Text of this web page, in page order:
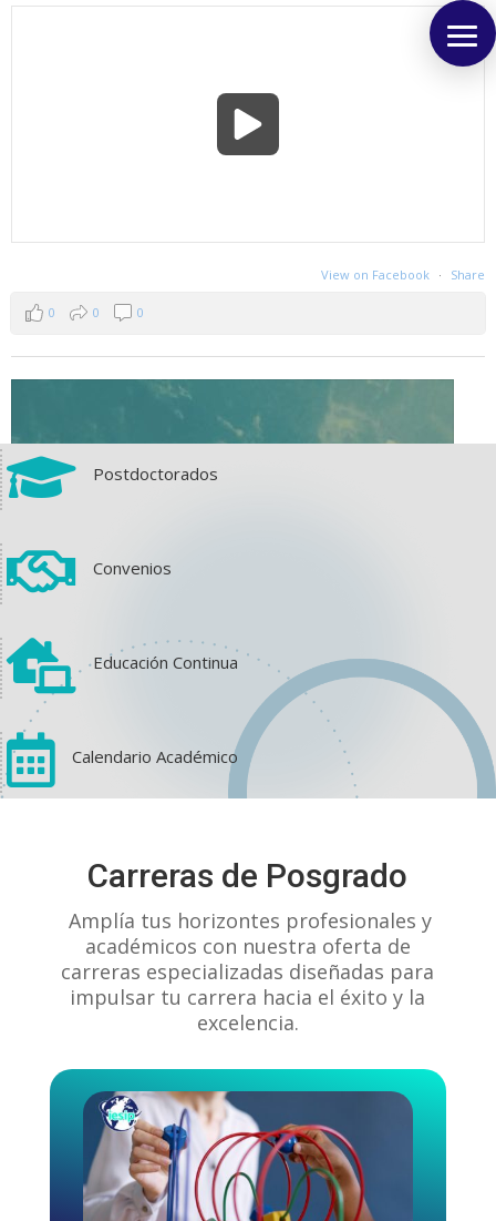
View on Facebook · Share
0 0 0
1 0
 Postdoctorados
 Convenios
 Educación Continua
 Calendario Académico
Carreras de Posgrado
Amplía tus horizontes profesionales y
académicos con nuestra oferta de
carreras especializadas diseñadas para
impulsar tu carrera hacia el éxito y la
excelencia.